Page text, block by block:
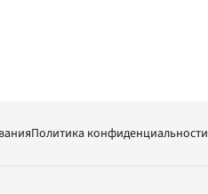
Политика конфиденциальности